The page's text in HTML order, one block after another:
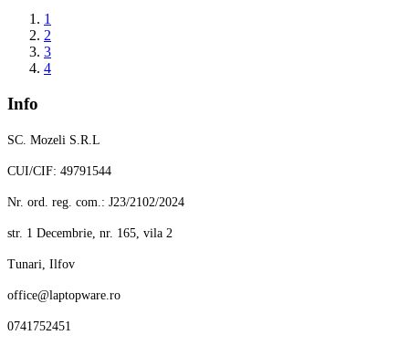
1
2
3
4
Info
SC. Mozeli S.R.L
CUI/CIF: 49791544
Nr. ord. reg. com.: J23/2102/2024
str. 1 Decembrie, nr. 165, vila 2
Tunari, Ilfov
office@laptopware.ro
0741752451